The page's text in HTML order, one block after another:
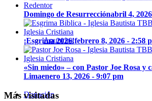
Anuncios
Donación
Domingo de Resurrecciónabril 4,
¡Esgrima 2026!febrero 8, 2026 - 2:58
«Sin miedo» – con Pastor Joe Rosa y
Limaenero 13, 2026 - 9:07 pm
Más visitadas